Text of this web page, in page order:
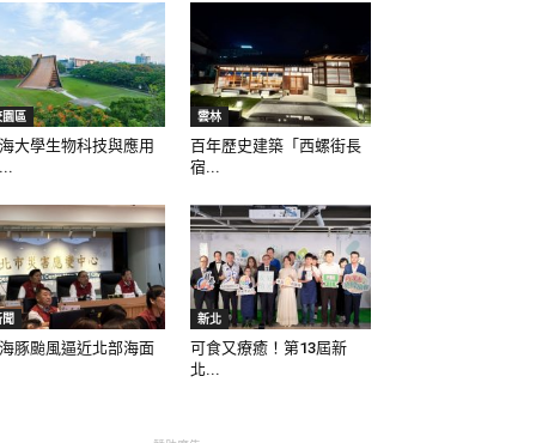
區
大學生物科技與應用
雲林
百年歷史建築「西螺街長
宿...
豚颱風逼近北部海面
新北
可食又療癒！第13屆新
北...